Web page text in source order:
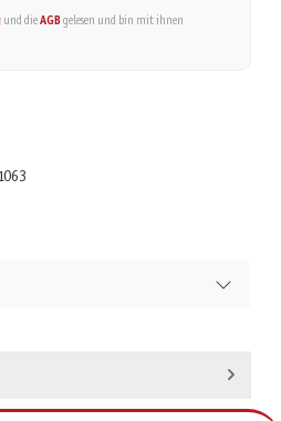
und die AGBgelesen und bin mit ihnen